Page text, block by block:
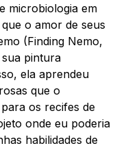
microbiologia em
o amor de seus
(Finding Nemo,
pintura
ela aprendeu
que o
os recifes de
onde eu poderia
habilidades de